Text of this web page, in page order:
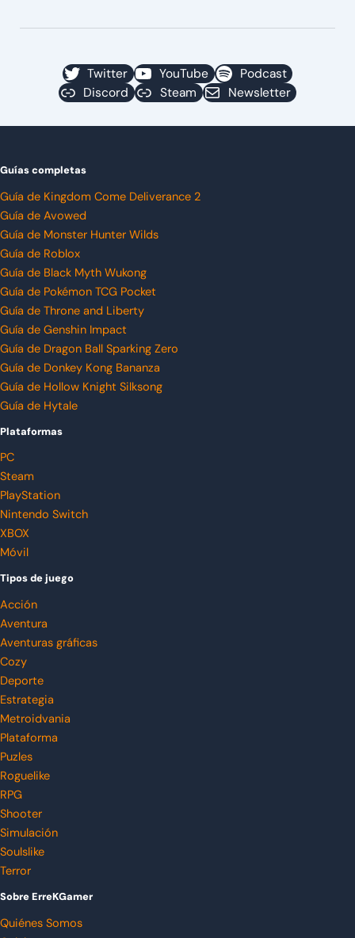
Twitter YouTube
Podcast
Discord
Steam Newsletter
Guías completas
Guía de Kingdom Come Deliverance 2
Guía de Avowed
Guía de Monster Hunter Wilds
Guía de Roblox
Guía de Black Myth Wukong
Guía de Pokémon TCG Pocket
Guía de Throne and Liberty
Guía de Genshin Impact
Guía de Dragon Ball Sparking Zero
Guía de Donkey Kong Bananza
Guía de Hollow Knight Silksong
Guía de Hytale
Plataformas
PC
Steam
PlayStation
Nintendo Switch
XBOX
Móvil
Tipos de juego
Acción
Aventura
Aventuras gráficas
Cozy
Deporte
Estrategia
Metroidvania
Plataforma
Puzles
Roguelike
RPG
Shooter
Simulación
Soulslike
Terror
Sobre ErreKGamer
Quiénes Somos